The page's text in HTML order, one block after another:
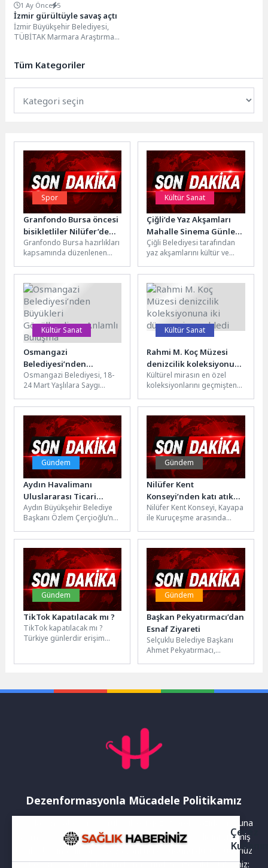
1 Ay Önce 5
İzmir gürültüyle savaş açtı
İzmir Büyükşehir Belediyesi,
TÜBİTAK Marmara Araştırma
bir...
Tüm Kategoriler
Spor
Granfondo Bursa öncesi
bisikletliler Nilüfer’de
buluştu
Granfondo Bursa hazırlıkları
kapsamında düzenlenen
buluşmasında bir araya
gelen 120’ye yakın bisikletçi,
35...
Kültür Sanat
Çiğli’de Yaz Akşamları
Mahalle Sinema Günleri
ile Renkleniyor
Çiğli Belediyesi tarafından
yaz akşamlarını kültür ve
amacıyla düzenlenen
Mahalle Sinema Günleri'nin
ilk...
Kültür Sanat
Osmangazi
Belediyesi’nden
Büyükleri Gönüllendiren
Anlamlı Buluşma
Osmangazi Belediyesi, 18-
24 Mart Yaşlılara Saygı
BAREM’de düzenlediği
etkinlikle yaş almış bireylere
unutulmaz...
Kültür Sanat
Rahmi M. Koç Müzesi
denizcilik koleksiyonuna
iki dünya mirası ekledi
Kültürel mirasın en özel
koleksiyonlarını geçmişten
Koç Müzesi, dünya denizcilik
tarihinin...
Gündem
Aydın Havalimanı
Uluslararası Ticari
Uçuşlara Hazırlanıyor
Aydın Büyükşehir Belediye
Başkanı Özlem Çerçioğlu’na,
Bakanlığı Altyapı Yatırımları
Genel Müdürü Dr....
Gündem
Nilüfer Kent
Konseyi’nden katı atık
tesisine teknik ve
bilimsel itiraz
Nilüfer Kent Konseyi, Kayapa
ile Kuruçeşme arasında
Geri Kazanım ve Bertaraf...
Gündem
TikTok Kapatılacak mı ?
TikTok kapatılacak mı ?
Türkiye günlerdir erişim
Gündem
Başkan Pekyatırmacı’dan
Esnaf Ziyareti
Selçuklu Belediye Başkanı
Ahmet Pekyatırmacı,
Dezenformasyonla Mücadele Politikamız
Yayınlanan haberler doğruluk ilkesi gözetilerek hazırlanır. Buna
rağmen bazı içeriklerde eksik, hatalı veya güncelliğini yitirmiş
bilgiler bulunabilir.Yanlış veya yanıltıcı olduğunu düşündüğünüz
haberleri aşağıdaki iletişim kanallarından bize bildirebilirsiniz:
Çerez